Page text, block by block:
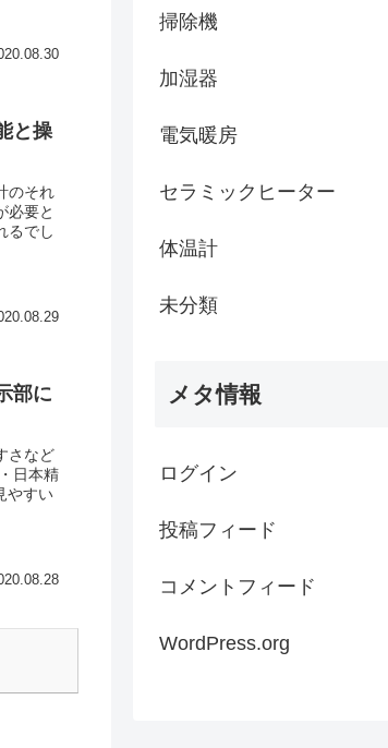
と操
のそれ
必要と
るでし
部に
さなど
掃除機
加湿器
電気暖房
セラミックヒーター
体温計
未分類
メタ情報
ログイン
投稿フィード
コメントフィード
WordPress.org